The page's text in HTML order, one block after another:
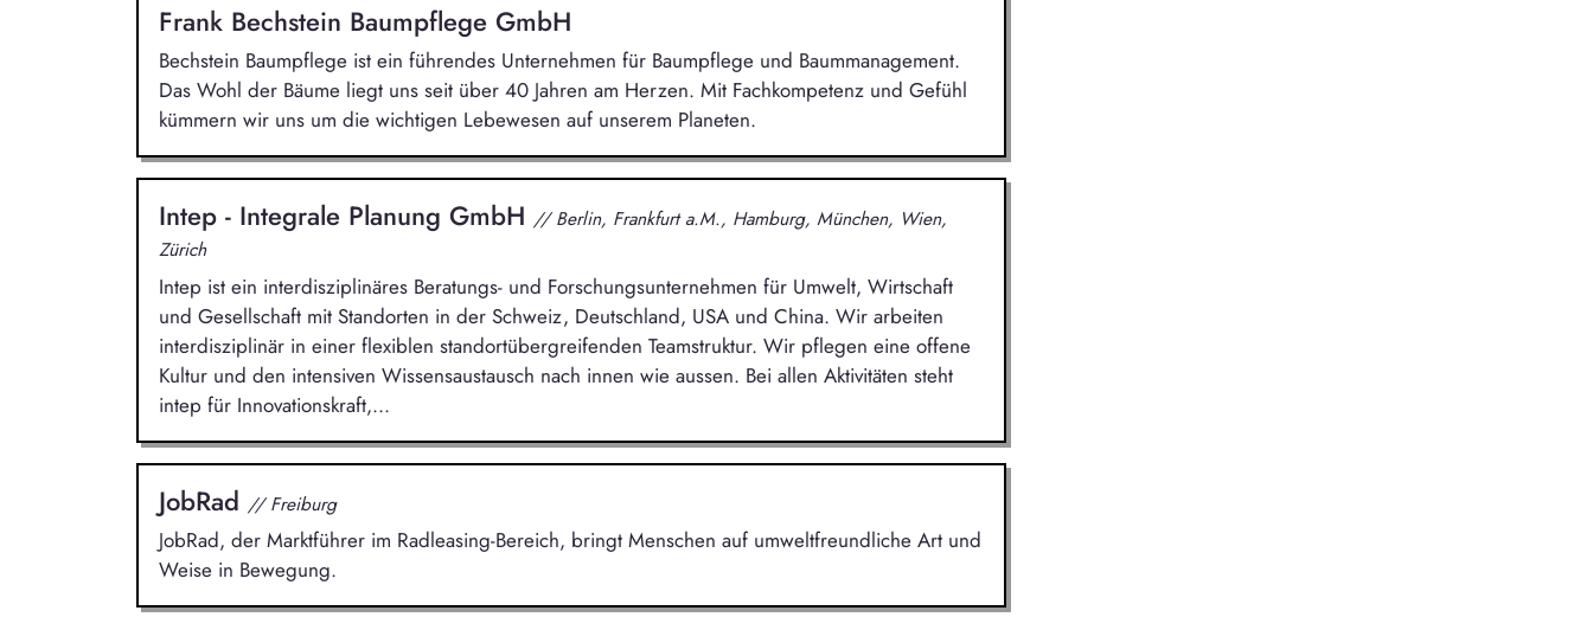
Frank Bechstein Baumpflege GmbH
Bechstein Baumpflege ist ein führendes Unternehmen für Baumpflege und Baummanagement.
Das Wohl der Bäume liegt uns seit über 40 Jahren am Herzen. Mit Fachkompetenz und Gefühl
kümmern wir uns um die wichtigen Lebewesen auf unserem Planeten.
Intep - Integrale Planung GmbH // Berlin, Frankfurt a.M., Hamburg, München, Wien,
Zürich
Intep ist ein interdisziplinäres Beratungs- und Forschungsunternehmen für Umwelt, Wirtschaft
und Gesellschaft mit Standorten in der Schweiz, Deutschland, USA und China. Wir arbeiten
interdisziplinär in einer flexiblen standortübergreifenden Teamstruktur. Wir pflegen eine offene
Kultur und den intensiven Wissensaustausch nach innen wie aussen. Bei allen Aktivitäten steht
intep für Innovationskraft,...
JobRad // Freiburg
JobRad, der Marktführer im Radleasing-Bereich, bringt Menschen auf umweltfreundliche Art und
Weise in Bewegung.